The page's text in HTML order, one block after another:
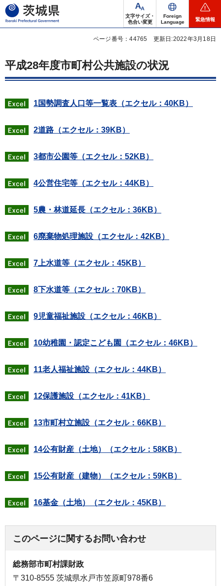
茨城県
文字サイズ・
色合い変更
Foreign
Language
緊急情報
ページ番号：44765 更新日:2022年3月18日
平成28年度市町村公共施設の状況
1国勢調査人口等一覧表（エクセル：40KB）
2道路（エクセル：39KB）
3都市公園等（エクセル：52KB）
4公営住宅等（エクセル：44KB）
5農・林道延長（エクセル：36KB）
6廃棄物処理施設（エクセル：42KB）
7上水道等（エクセル：45KB）
8下水道等（エクセル：70KB）
9児童福祉施設（エクセル：46KB）
10幼稚園・認定こども園（エクセル：46KB）
11老人福祉施設（エクセル：44KB）
12保護施設（エクセル：41KB）
13市町村立施設（エクセル：66KB）
14公有財産（土地）（エクセル：58KB）
15公有財産（建物）（エクセル：59KB）
16基金（土地）（エクセル：45KB）
このページに関するお問い合わせ
総務部市町村課財政
〒310-8555 茨城県水戸市笠原町978番6